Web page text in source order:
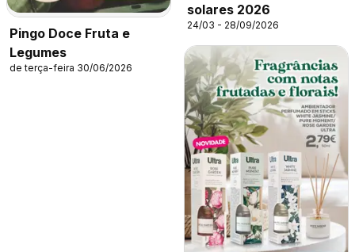
Pingo Doce Fruta e
Legumes
de terça-feira 30/06/2026
solares 2026
24/03 - 28/09/2026